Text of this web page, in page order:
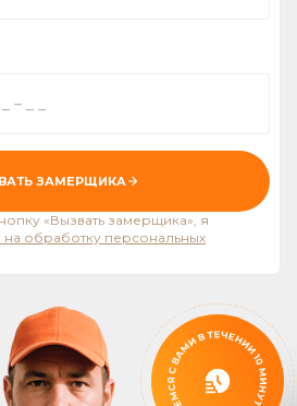
ЗАМЕРЩИКА
«Вызвать замерщика», я
на обработку персональных